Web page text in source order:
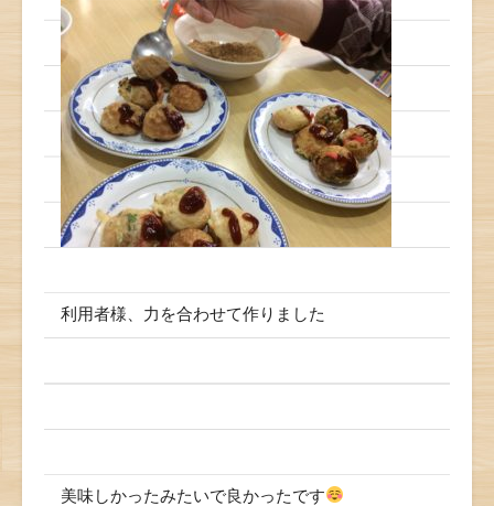
利用者様、力を合わせて作りました
美味しかったみたいで良かったです